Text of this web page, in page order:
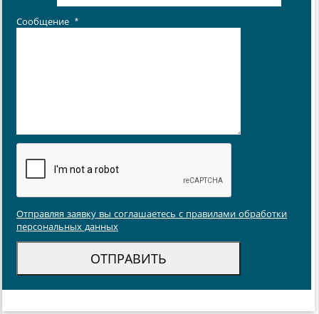
Сообщение *
Отправляя заявку вы соглашаетесь с правилами обработки
персональных данных